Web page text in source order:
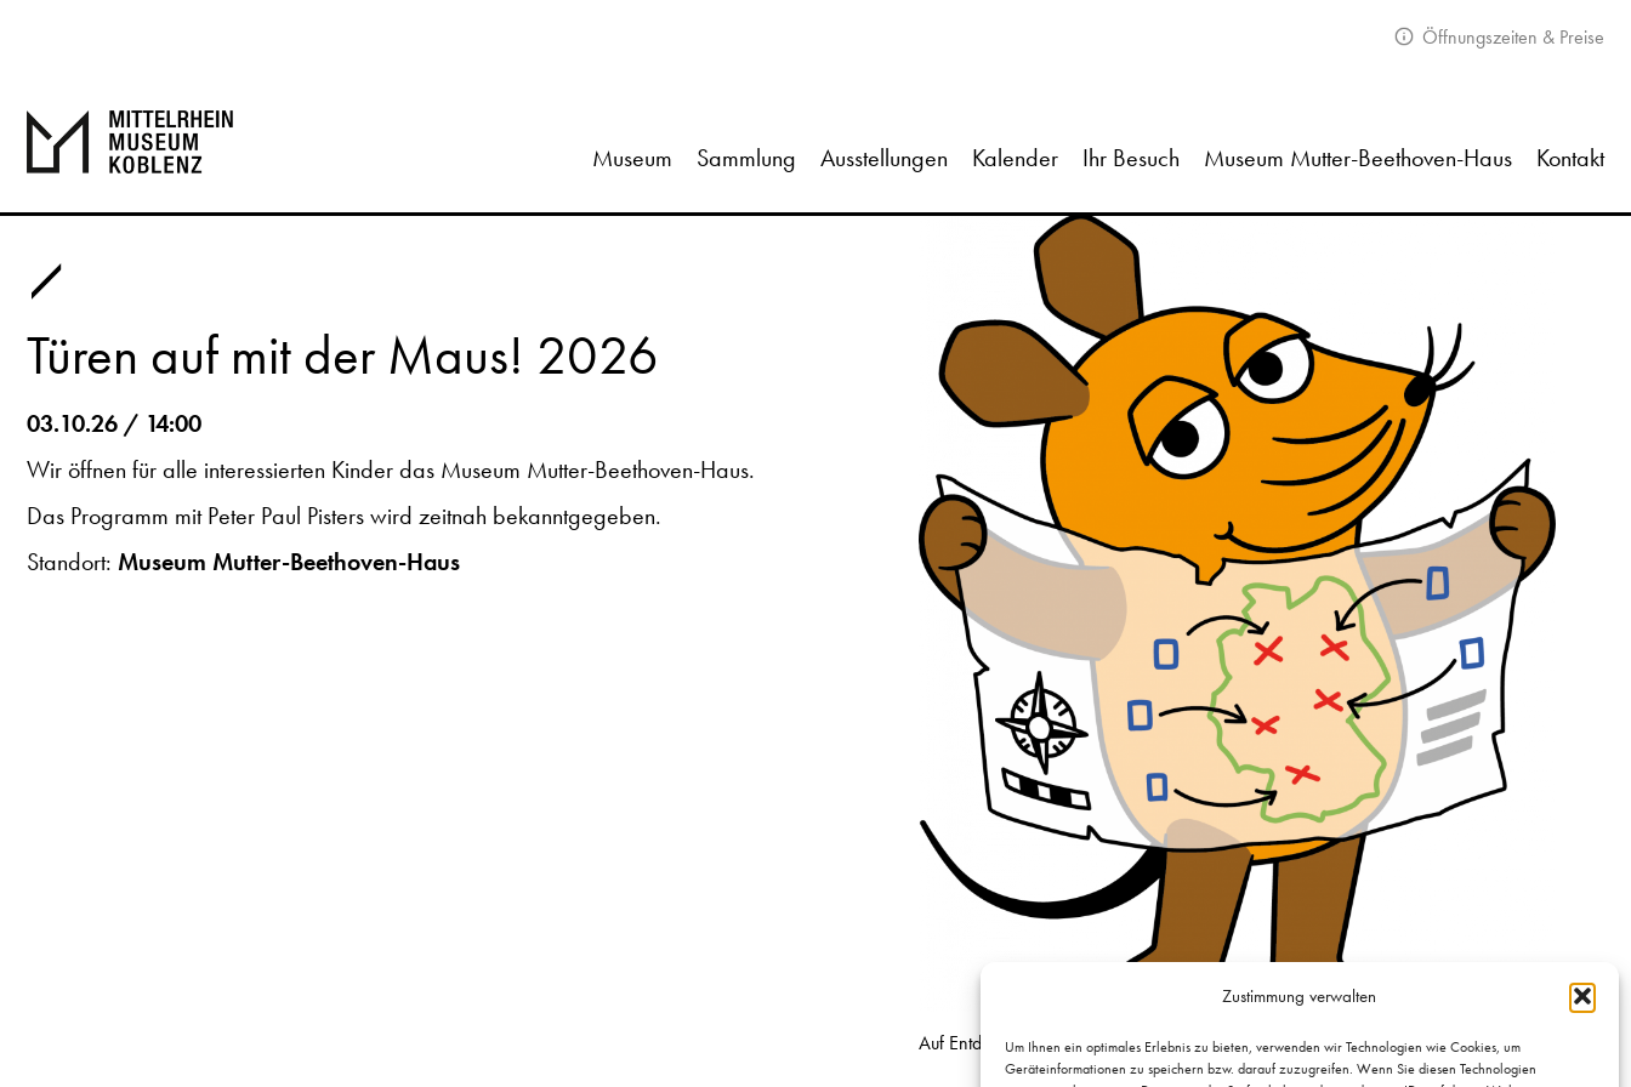
Zustimmung verwalten
Um Ihnen ein optimales Erlebnis zu bieten, verwenden wir Technologien wie Cookies, um
Geräteinformationen zu speichern bzw. darauf zuzugreifen. Wenn Sie diesen Technologien
Öffnungszeiten & Preise
Museum Sammlung Ausstellungen Kalender Ihr Besuch Museum Mutter-Beethoven-Haus Kontakt
Türen auf mit der Maus! 2026
03.10.26 / 14:00
Wir öffnen für alle interessierten Kinder das Museum Mutter-Beethoven-Haus.
Das Programm mit Peter Paul Pisters wird zeitnah bekanntgegeben.
Standort: Museum Mutter-Beethoven-Haus
Auf Entdeckungsreise mit der Maus